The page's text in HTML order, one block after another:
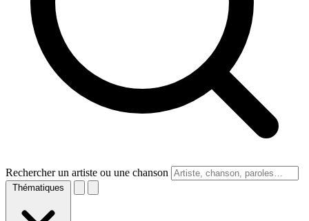
Rechercher un artiste ou une chanson
Thématiques